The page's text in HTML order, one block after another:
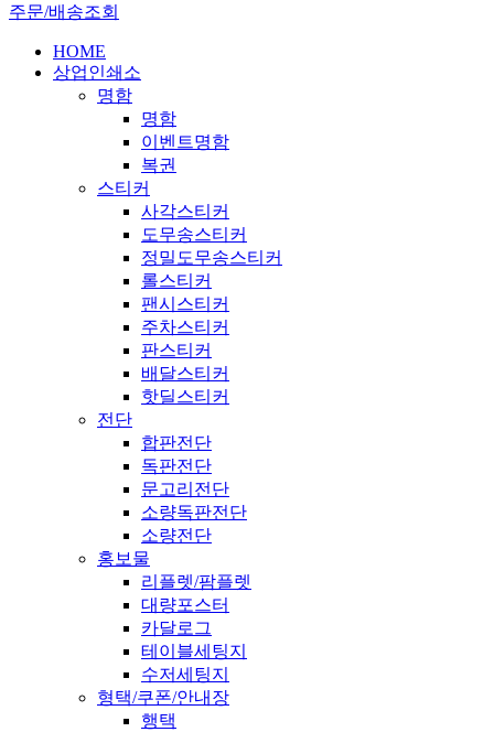
주문/배송조회
HOME
상업인쇄소
명함
명함
이벤트명함
복권
스티커
사각스티커
도무송스티커
정밀도무송스티커
롤스티커
팬시스티커
주차스티커
판스티커
배달스티커
핫딜스티커
전단
합판전단
독판전단
문고리전단
소량독판전단
소량전단
홍보물
리플렛/팜플렛
대량포스터
카달로그
테이블세팅지
수저세팅지
형택/쿠폰/안내장
행택